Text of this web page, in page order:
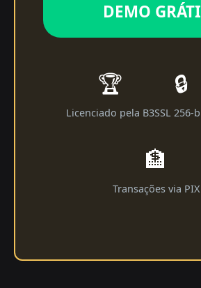
DEMO
🏆
Licenciado pela B3
🔒
SSL 256-
🏦
Transações via PIX